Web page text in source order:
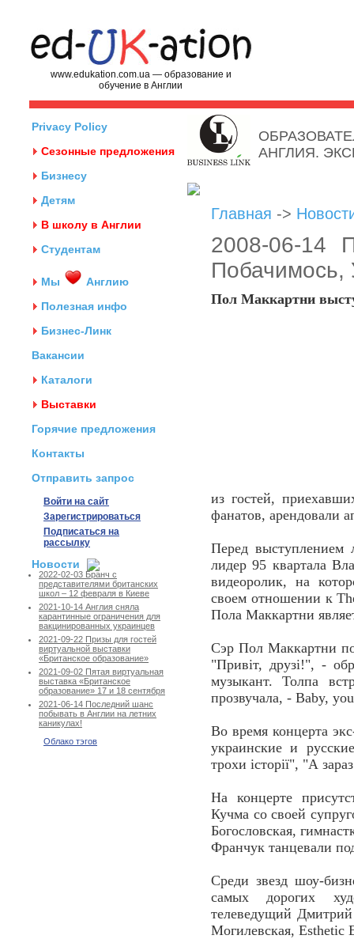
www.edukation.com.ua — образование и
обучение в Англии
Privacy Policy
Сезонные предложения
Бизнесу
Детям
В школу в Англии
Студентам
Мы
Англию
Полезная инфо
Бизнес-Линк
Вакансии
Каталоги
Выставки
Горячие предложения
Контакты
Отправить запрос
Войти на сайт
Зарегистрироваться
Подписаться на
рассылку
Новости
2022-02-03 Бранч с
представителями британских
школ – 12 февраля в Киеве
2021-10-14 Англия сняла
карантинные ограничения для
вакцинированных украинцев
2021-09-22 Призы для гостей
виртуальной выставки
«Британское образование»
2021-09-02 Пятая виртуальная
выставка «Британское
образование» 17 и 18 сентября
2021-06-14 Последний шанс
побывать в Англии на летних
каникулах!
Облако тэгов
АНГЛИЯ.
Главная ->
2008-06-14
Побачимось,
Пол Маккартни
из гостей,
фанатов, арендовали
Перед выступлением
лидер 95 квартала
видеоролик, на
своем отношении к
Пола Маккартни
Сэр Пол Маккартни
"Привіт, друзі!", -
музыкант. Толпа
прозвучала, - Baby,
Во время концерта
украинские и
трохи історії", "А
На концерте
Кучма со своей
Богословская,
Франчук танцевали
Среди звезд шоу-
самых дорогих
телеведущий
Могилевская,